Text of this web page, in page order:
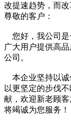
改提速趋势，而改
尊敬的客户：
您好，我公司
广大用户提供高品
公司。
本企业坚持以诚信
以更坚定的步伐不
献，欢迎新老顾
将竭诚为您服务！